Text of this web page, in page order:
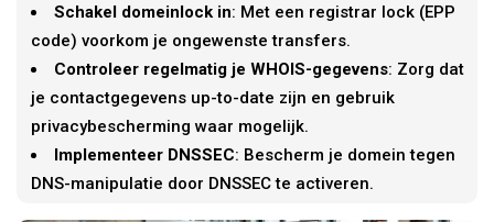
Schakel domeinlock in: Met een registrar lock (EPP
code) voorkom je ongewenste transfers.
Controleer regelmatig je WHOIS-gegevens: Zorg dat
je contactgegevens up-to-date zijn en gebruik
privacybescherming waar mogelijk.
Implementeer DNSSEC: Bescherm je domein tegen
DNS-manipulatie door DNSSEC te activeren.